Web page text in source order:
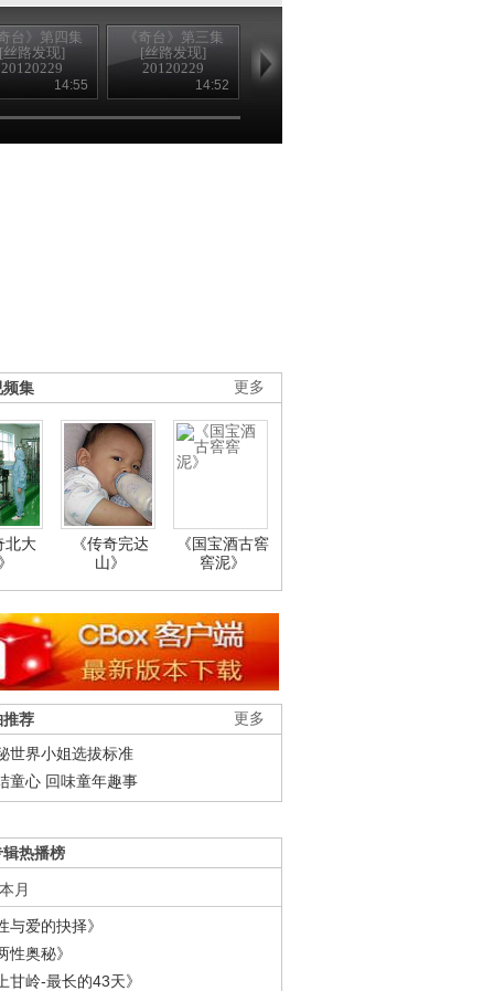
台》第四集
[丝路发现]
20120229
14:55
《奇台》第三集
[丝路发现]
20120229
14:52
更多
频集
北大
《传奇完达
山》
《国宝酒古窖
窖泥》
更多
推荐
世界小姐选拔标准
童心 回味童年趣事
热播榜
本月
与爱的抉择》
性奥秘》
甘岭-最长的43天》